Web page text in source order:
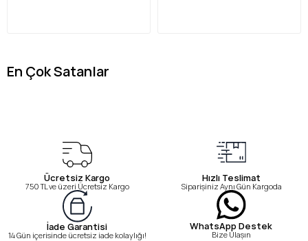
En Çok Satanlar
Ücretsiz Kargo
750 TL ve üzeri Ücretsiz Kargo
Hızlı Teslimat
Siparişiniz Aynı Gün Kargoda
İade Garantisi
14 Gün içerisinde ücretsiz iade kolaylığı!
WhatsApp Destek
Bize Ulaşın